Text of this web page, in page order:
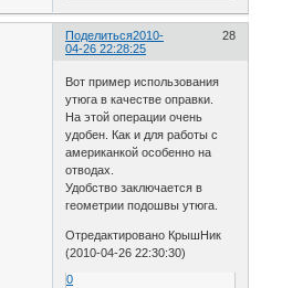
Поделиться 28
2010-
04-26 22:28:25
Вот пример использования
утюга в качестве оправки.
На этой операции очень
удобен. Как и для работы с
американкой особенно на
отводах.
Удобство заключается в
геометрии подошвы утюга.
Отредактировано КрышНик
(2010-04-26 22:30:30)
0